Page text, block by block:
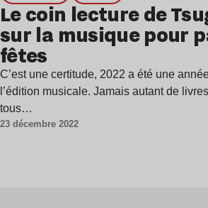
Le coin lecture de
sur la musique pour
fêtes
C’est une certitude, 2022 a été une
l’édition musicale. Jamais autant de
tous…
23 décembre 2022